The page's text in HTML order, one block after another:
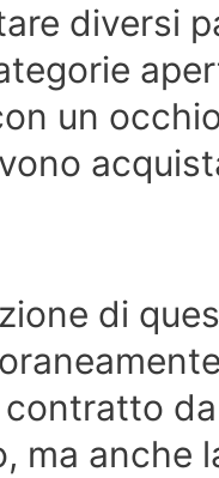
diversi
un
di
ma anche